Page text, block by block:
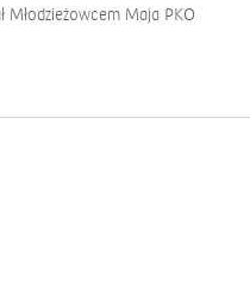
Młodzieżowcem Maja PKO